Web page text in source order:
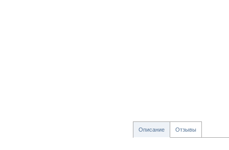
Описание Отзывы